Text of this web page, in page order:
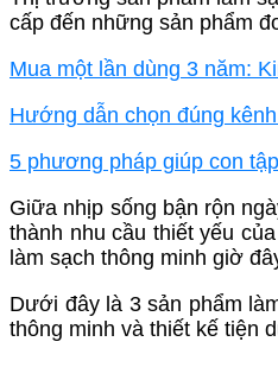
cấp đến những sản phẩm
Mua một lần dùng 3 năm:
Hướng dẫn chọn đúng
5 phương pháp giúp con
Giữa nhịp sống bận rộn
thành nhu cầu thiết yếu
làm sạch thông minh giờ
Dưới đây là 3 sản phẩm
thông minh và thiết kế tiện